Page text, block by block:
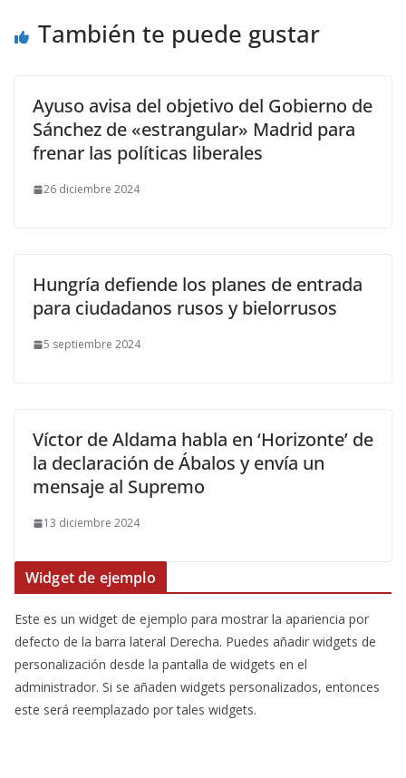
También te puede gustar
Ayuso avisa del objetivo del Gobierno de
Sánchez de «estrangular» Madrid para
frenar las políticas liberales
26 diciembre 2024
Hungría defiende los planes de entrada
para ciudadanos rusos y bielorrusos
5 septiembre 2024
Víctor de Aldama habla en ‘Horizonte’ de
la declaración de Ábalos y envía un
mensaje al Supremo
13 diciembre 2024
Widget de ejemplo
Este es un widget de ejemplo para mostrar la apariencia por
defecto de la barra lateral Derecha. Puedes añadir widgets de
personalización desde la pantalla de widgets en el
administrador. Si se añaden widgets personalizados, entonces
este será reemplazado por tales widgets.